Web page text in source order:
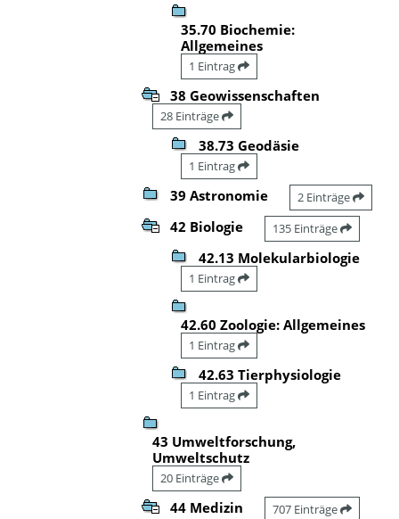
35.70 Biochemie:
Allgemeines
1 Eintrag
38 Geowissenschaften
28 Einträge
38.73 Geodäsie
1 Eintrag
39 Astronomie 2 Einträge
42 Biologie 135 Einträge
42.13 Molekularbiologie
1 Eintrag
42.60 Zoologie: Allgemeines
1 Eintrag
42.63 Tierphysiologie
1 Eintrag
43 Umweltforschung,
Umweltschutz
20 Einträge
44 Medizin 707 Einträge